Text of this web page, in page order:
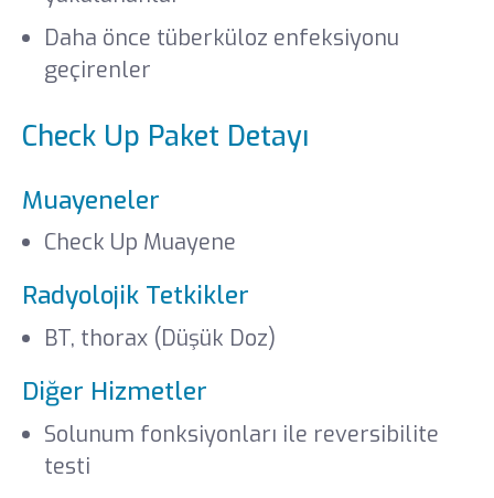
Daha önce tüberküloz enfeksiyonu
geçirenler
Check Up Paket Detayı
Muayeneler
Check Up Muayene
Radyolojik Tetkikler
BT, thorax (Düşük Doz)
Diğer Hizmetler
Solunum fonksiyonları ile reversibilite
testi